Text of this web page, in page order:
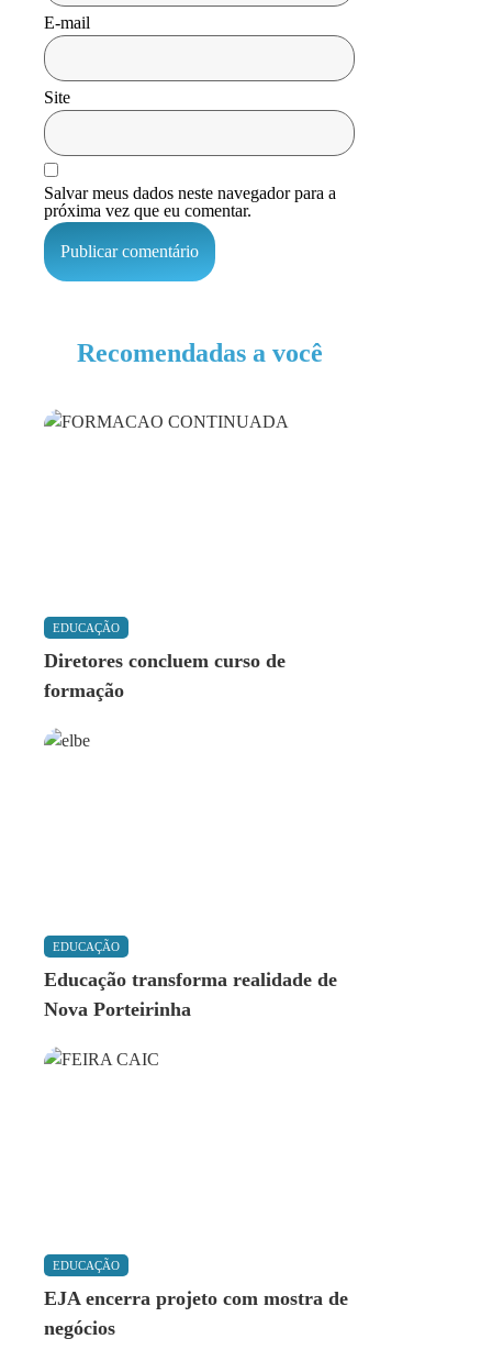
E-mail
Site
Salvar meus dados neste navegador para a
próxima vez que eu comentar.
Recomendadas a você
EDUCAÇÃO
Diretores concluem curso de
formação
EDUCAÇÃO
Educação transforma realidade de
Nova Porteirinha
EDUCAÇÃO
EJA encerra projeto com mostra de
negócios